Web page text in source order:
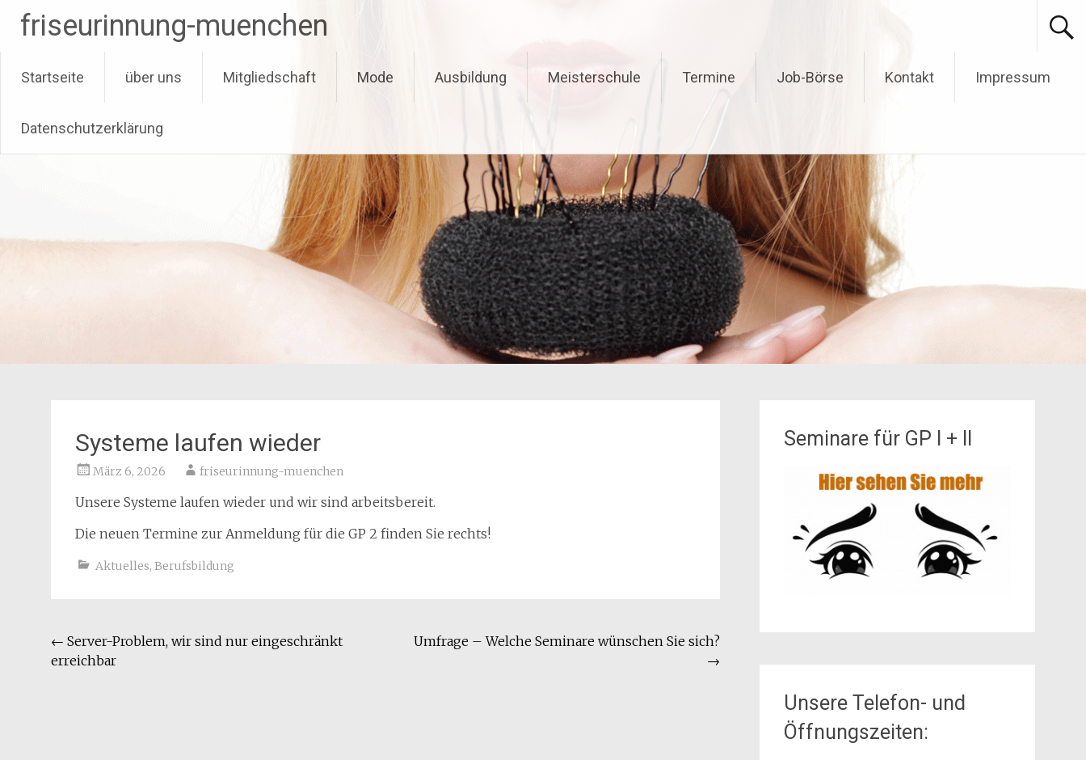
friseurinnung-muenchen
Startseite über uns Mitgliedschaft Mode Ausbildung Meisterschule Termine Job-Börse Kontakt Impressum
Datenschutzerklärung
Systeme laufen wieder
März 6, 2026 friseurinnung-muenchen
Unsere Systeme laufen wieder und wir sind arbeitsbereit.
Die neuen Termine zur Anmeldung für die GP 2 finden Sie rechts!
Aktuelles, Berufsbildung
Beitragsnavigation
← Server-Problem, wir sind nur eingeschränkt
erreichbar
Umfrage – Welche Seminare wünschen Sie sich?
→
Seminare für GP I + II
Unsere Telefon- und
Öffnungszeiten: